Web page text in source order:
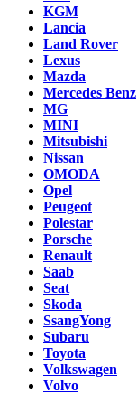
KGM
Lancia
Land Rover
Lexus
Mazda
Mercedes Benz
MG
MINI
Mitsubishi
Nissan
OMODA
Opel
Peugeot
Polestar
Porsche
Renault
Saab
Seat
Skoda
SsangYong
Subaru
Toyota
Volkswagen
Volvo